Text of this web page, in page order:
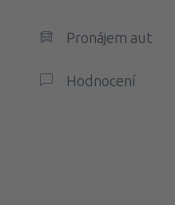
Pronájem aut
Hodnocení